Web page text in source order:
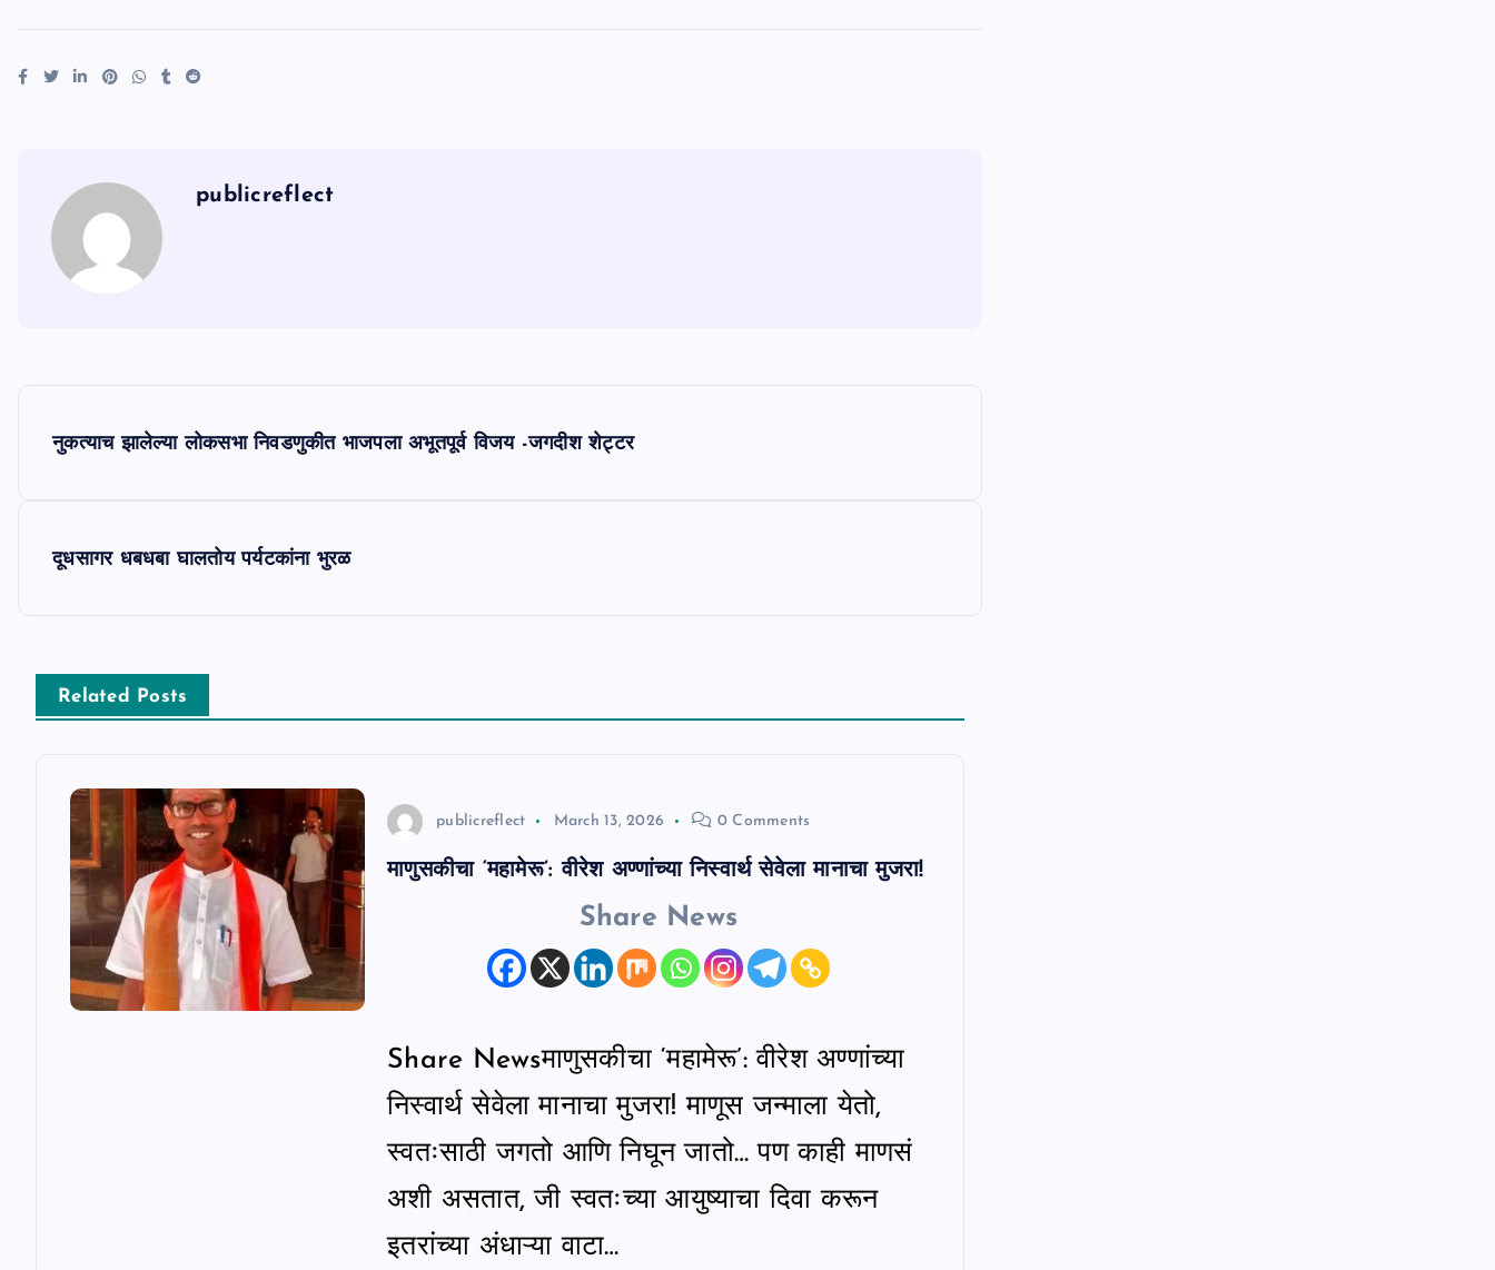
publicreflect
n
a
नुकत्याच झालेल्या लोकसभा निवडणुकीत भाजपला अभूतपूर्व विजय -जगदीश शेट्टर
दूधसागर धबधबा घालतोय पर्यटकांना भुरळ
Related Posts
publicreflect March 13, 2026 0 Comments
माणुसकीचा ‘महामेरू’: वीरेश अण्णांच्या निस्वार्थ सेवेला मानाचा मुजरा!
Share News
Share Newsमाणुसकीचा ‘महामेरू’: वीरेश अण्णांच्या
निस्वार्थ सेवेला मानाचा मुजरा! ​माणूस जन्माला येतो,
स्वतःसाठी जगतो आणि निघून जातो… पण काही माणसं
अशी असतात, जी स्वतःच्या आयुष्याचा दिवा करून
इतरांच्या अंधाऱ्या वाटा…